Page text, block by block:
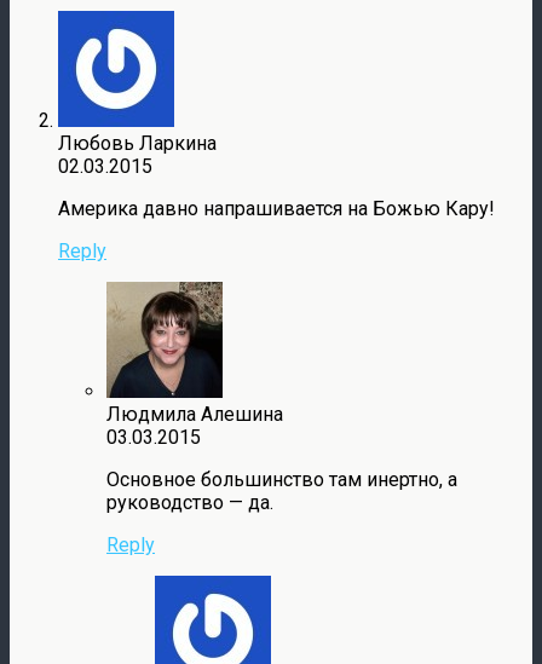
Любовь Ларкина
02.03.2015
Америка давно напрашивается на Божью Кару!
Reply
Людмила Алешина
03.03.2015
Основное большинство там инертно, а
руководство — да.
Reply